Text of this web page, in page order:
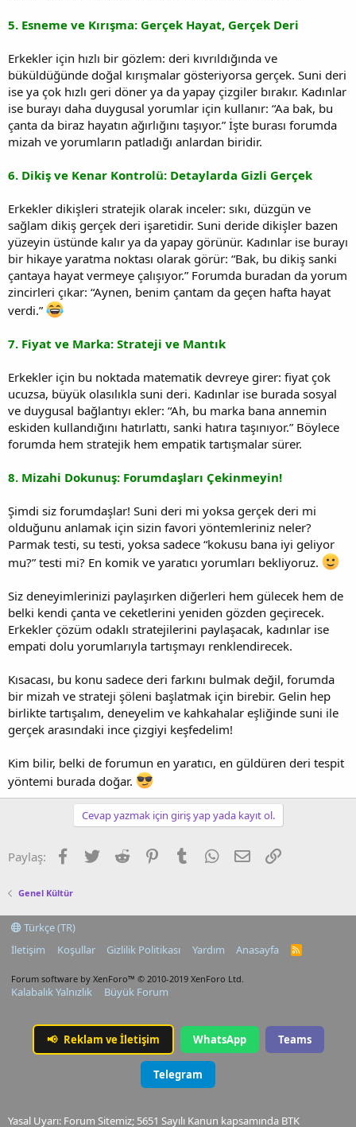
5. Esneme ve Kırışma: Gerçek Hayat, Gerçek Deri
Erkekler için hızlı bir gözlem: deri kıvrıldığında ve
büküldüğünde doğal kırışmalar gösteriyorsa gerçek. Suni deri
ise ya çok hızlı geri döner ya da yapay çizgiler bırakır. Kadınlar
ise burayı daha duygusal yorumlar için kullanır: “Aa bak, bu
çanta da biraz hayatın ağırlığını taşıyor.” İşte burası forumda
mizah ve yorumların patladığı anlardan biridir.
6. Dikiş ve Kenar Kontrolü: Detaylarda Gizli Gerçek
Erkekler dikişleri stratejik olarak inceler: sıkı, düzgün ve
sağlam dikiş gerçek deri işaretidir. Suni deride dikişler bazen
yüzeyin üstünde kalır ya da yapay görünür. Kadınlar ise burayı
bir hikaye yaratma noktası olarak görür: “Bak, bu dikiş sanki
çantaya hayat vermeye çalışıyor.” Forumda buradan da yorum
zincirleri çıkar: “Aynen, benim çantam da geçen hafta hayat
verdi.”
7. Fiyat ve Marka: Strateji ve Mantık
Erkekler için bu noktada matematik devreye girer: fiyat çok
ucuzsa, büyük olasılıkla suni deri. Kadınlar ise burada sosyal
ve duygusal bağlantıyı ekler: “Ah, bu marka bana annemin
eskiden kullandığını hatırlattı, sanki hatıra taşınıyor.” Böylece
forumda hem stratejik hem empatik tartışmalar sürer.
8. Mizahi Dokunuş: Forumdaşları Çekinmeyin!
Şimdi siz forumdaşlar! Suni deri mi yoksa gerçek deri mi
olduğunu anlamak için sizin favori yöntemleriniz neler?
Parmak testi, su testi, yoksa sadece “kokusu bana iyi geliyor
mu?” testi mi? En komik ve yaratıcı yorumları bekliyoruz.
Siz deneyimlerinizi paylaşırken diğerleri hem gülecek hem de
belki kendi çanta ve ceketlerini yeniden gözden geçirecek.
Erkekler çözüm odaklı stratejilerini paylaşacak, kadınlar ise
empati dolu yorumlarıyla tartışmayı renklendirecek.
Kısacası, bu konu sadece deri farkını bulmak değil, forumda
bir mizah ve strateji şöleni başlatmak için birebir. Gelin hep
birlikte tartışalım, deneyelim ve kahkahalar eşliğinde suni ile
gerçek arasındaki ince çizgiyi keşfedelim!
Kim bilir, belki de forumun en yaratıcı, en güldüren deri tespit
yöntemi burada doğar.
Cevap yazmak için giriş yap yada kayıt ol.
Paylaş: Facebook
TwitterReddit PinterestTumblrWhatsApp
E-postaLink
Genel Kültür
Türkçe (TR)
İletişim
Koşullar Gizlilik Politikası Yardım Anasayfa
R
Forum software by XenForo™ © 2010-2019 XenForo Ltd.
Kalabalık Yalnızlık Büyük Forum
📢 Reklam ve İletişim WhatsApp Teams
Telegram
Yasal Uyarı: Forum Sitemiz; 5651 Sayılı Kanun kapsamında BTK